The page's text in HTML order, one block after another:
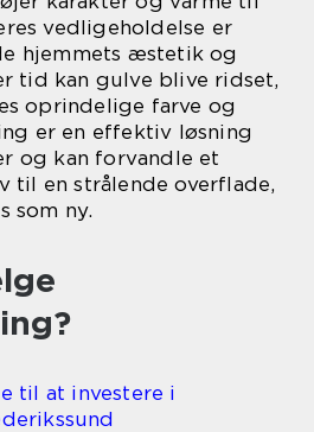
vedligeholdelse er
hjemmets æstetik og
tid kan gulve blive ridset,
oprindelige farve og
er en effektiv løsning
og kan forvandle et
til en strålende overflade,
som ny.
til at investere i